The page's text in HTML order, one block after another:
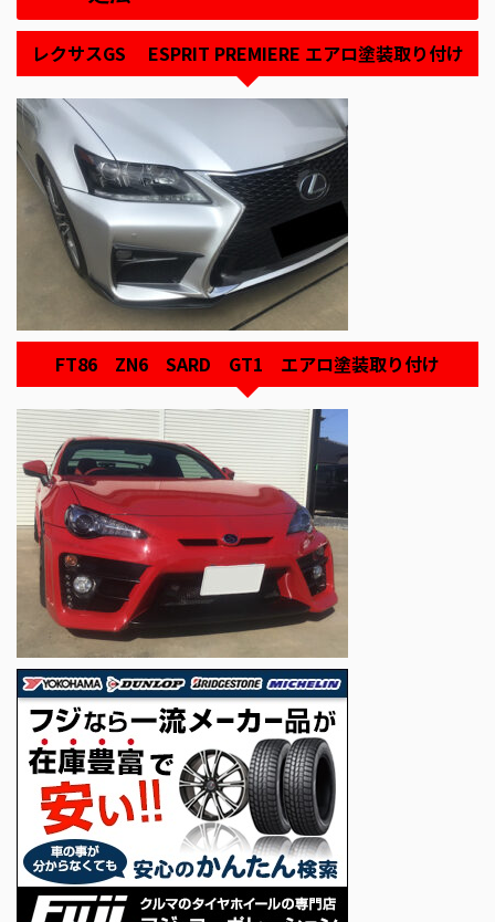
レクサスGS ESPRIT PREMIERE エアロ塗装取り付け
FT86 ZN6 SARD GT1 エアロ塗装取り付け